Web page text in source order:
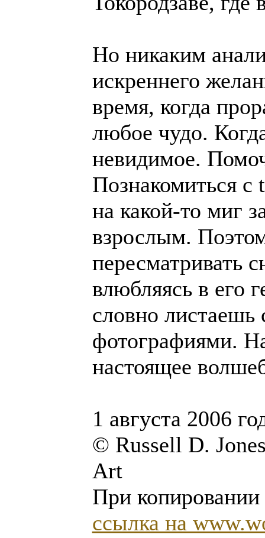
Но никаким
искреннего
время, когда
любое чудо.
невидимое.
Познакомиться с
на какой-то миг
взрослым.
пересматривать
влюбляясь в его
словно листаешь
фотографиями.
настоящее
1 августа 2006
© Russell D.
Art
При копировании
ссылка на